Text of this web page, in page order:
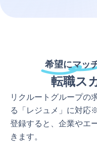
希望にマッ
転職ス
リクルートグループの
る「レジュメ」に対応※
登録すると、企業やエ
きます。